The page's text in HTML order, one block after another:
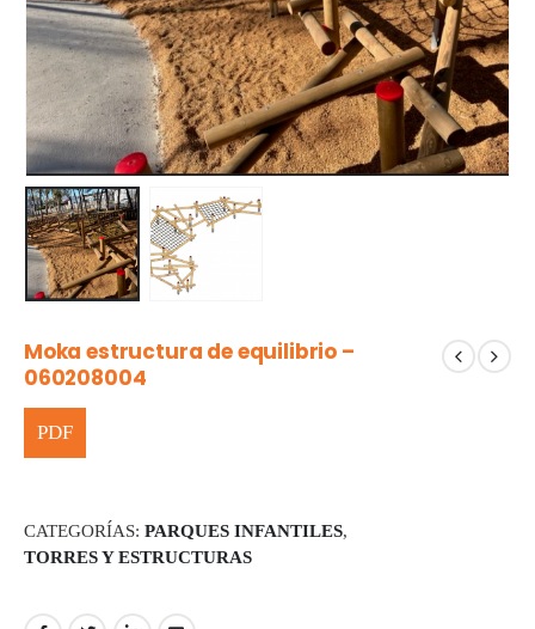
Moka estructura de equilibrio –
060208004
CATEGORÍAS: PARQUES INFANTILES,
TORRES Y ESTRUCTURAS